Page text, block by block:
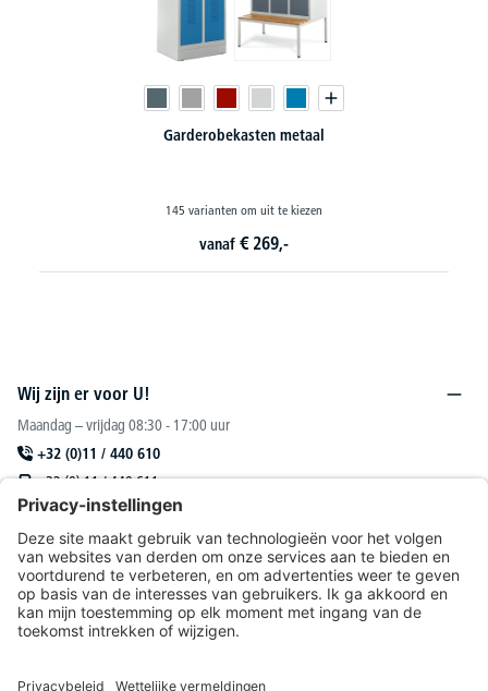
Garderobekasten metaal
145 varianten om uit te kiezen
vanaf € 269,-
Wij zijn er voor U!
Maandag – vrijdag 08:30 - 17:00 uur
+32 (0)11 / 440 610
+32 (0) 11 / 440 611
sales@deskin.be
Of via onscontactformulier.
DESKIN N. V.